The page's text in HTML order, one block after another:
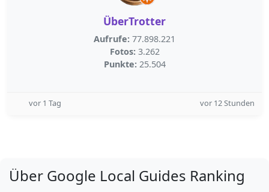
ÜberTrotter
Aufrufe: 77.898.221
Fotos: 3.262
Punkte: 25.504
vor 1 Tag vor 12 Stunden
Über Google Local Guides Ranking